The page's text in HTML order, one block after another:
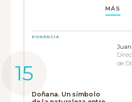
MÁS
PONENCIA
Doñana. Un símbolo
de